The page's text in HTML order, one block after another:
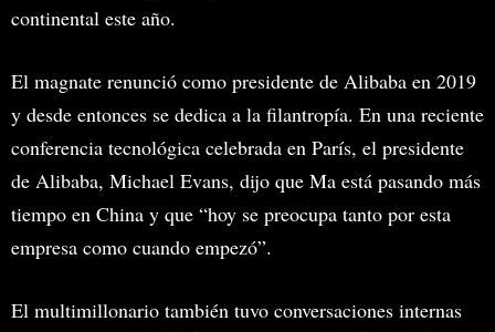
continental este año.
El magnate renunció como presidente de Alibaba en 2019
y desde entonces se dedica a la filantropía. En una reciente
conferencia tecnológica celebrada en París, el presidente
de Alibaba, Michael Evans, dijo que Ma está pasando más
tiempo en China y que “hoy se preocupa tanto por esta
empresa como cuando empezó”.
El multimillonario también tuvo conversaciones internas